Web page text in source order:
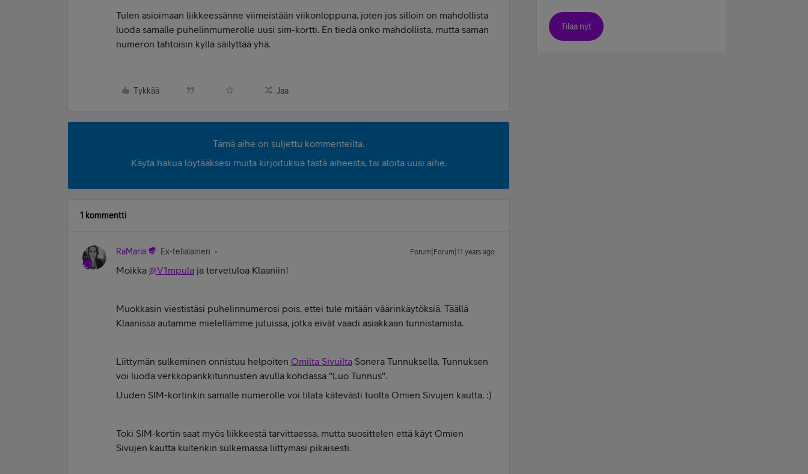
Tulen asioimaan liikkeessänne viimeistään viikonloppuna, joten jos silloin on mahdollista
luoda samalle puhelinmumerolle uusi sim-kortti. En tiedä onko mahdollista, mutta saman
numeron tahtoisin kyllä säilyttää yhä.
Tykkää Jaa
Tämä aihe on suljettu kommenteilta.
Käytä hakua löytääksesi muita kirjoituksia tästä aiheesta, tai aloita uusi aihe.
1 kommentti
RaMaria Ex-telialainen Forum|Forum|11 years ago
Moikka @V1mpula ja tervetuloa Klaaniin!
Muokkasin viestistäsi puhelinnumerosi pois, ettei tule mitään väärinkäytöksiä. Täällä
Klaanissa autamme mielellämme jutuissa, jotka eivät vaadi asiakkaan tunnistamista.
Liittymän sulkeminen onnistuu helpoiten Omilta Sivuilta Sonera Tunnuksella. Tunnuksen
voi luoda verkkopankkitunnusten avulla kohdassa "Luo Tunnus".
Uuden SIM-kortinkin samalle numerolle voi tilata kätevästi tuolta Omien Sivujen kautta. :)
Toki SIM-kortin saat myös liikkeestä tarvittaessa, mutta suosittelen että käyt Omien
Sivujen kautta kuitenkin sulkemassa liittymäsi pikaisesti.
Tilaa nyt